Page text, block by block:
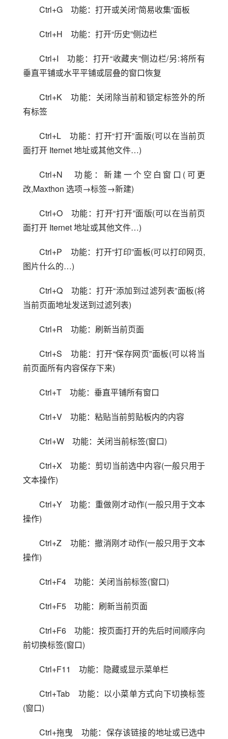
Ctrl+G　功能：打开或关闭“简易收集”面板
Ctrl+H　功能：打开“历史”侧边栏
Ctrl+I　功能：打开“收藏夹”侧边栏/另:将所有
垂直平铺或水平平铺或层叠的窗口恢复
Ctrl+K　功能：关闭除当前和锁定标签外的所
有标签
Ctrl+L　功能：打开“打开”面版(可以在当前页
面打开 Iternet 地址或其他文件…)
Ctrl+N　功能：新建一个空白窗口(可更
改,Maxthon 选项→标签→新建)
Ctrl+O　功能：打开“打开”面版(可以在当前页
面打开 Iternet 地址或其他文件…)
Ctrl+P　功能：打开“打印”面板(可以打印网页,
图片什么的…)
Ctrl+Q　功能：打开“添加到过滤列表”面板(将
当前页面地址发送到过滤列表)
Ctrl+R　功能：刷新当前页面
Ctrl+S　功能：打开“保存网页”面板(可以将当
前页面所有内容保存下来)
Ctrl+T　功能：垂直平铺所有窗口
Ctrl+V　功能：粘贴当前剪贴板内的内容
Ctrl+W　功能：关闭当前标签(窗口)
Ctrl+X　功能：剪切当前选中内容(一般只用于
文本操作)
Ctrl+Y　功能：重做刚才动作(一般只用于文本
操作)
Ctrl+Z　功能：撤消刚才动作(一般只用于文本
操作)
Ctrl+F4　功能：关闭当前标签(窗口)
Ctrl+F5　功能：刷新当前页面
Ctrl+F6　功能：按页面打开的先后时间顺序向
前切换标签(窗口)
Ctrl+F11　功能：隐藏或显示菜单栏
Ctrl+Tab　功能：以小菜单方式向下切换标签
(窗口)
Ctrl+拖曳　功能：保存该链接的地址或已选中